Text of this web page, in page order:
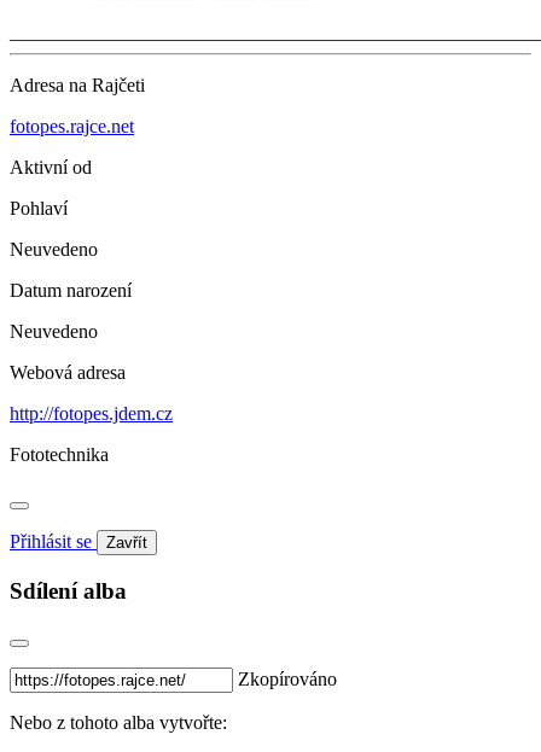
Adresa na Rajčeti
fotopes.rajce.net
Aktivní od
Pohlaví
Neuvedeno
Datum narození
Neuvedeno
Webová adresa
http://fotopes.jdem.cz
Fototechnika
Přihlásit se Zavřít
Sdílení alba
Zkopírováno
Nebo z tohoto alba vytvořte: